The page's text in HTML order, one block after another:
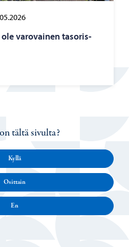
ole va­ro­vai­nen ta­so­ris­
tältä sivulta?
Kyllä
Osittain
En